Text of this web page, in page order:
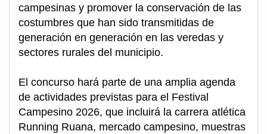
campesinas y promover la conservación de las
costumbres que han sido transmitidas de
generación en generación en las veredas y
sectores rurales del municipio.
El concurso hará parte de una amplia agenda
de actividades previstas para el Festival
Campesino 2026, que incluirá la carrera atlética
Running Ruana, mercado campesino, muestras